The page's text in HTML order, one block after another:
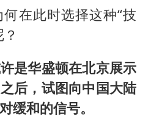
在此时选择这种“技
是华盛顿在北京展示
后，试图向中国大陆
缓和的信号。